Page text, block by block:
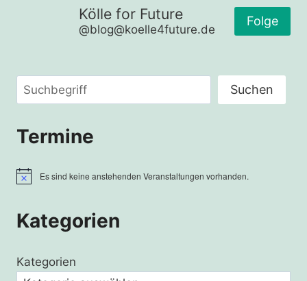
Kölle for Future
@blog@koelle4future.de
Folge
Suchen Suchen
Termine
HinweisEs sind keine anstehenden Veranstaltungen vorhanden.
Kategorien
Kategorien